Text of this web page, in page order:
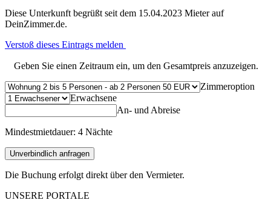
Diese Unterkunft begrüßt seit dem 15.04.2023 Mieter auf
DeinZimmer.de.
Verstoß dieses Eintrags melden
Geben Sie einen Zeitraum ein, um den Gesamtpreis anzuzeigen.
Zimmeroption
Erwachsene
An- und Abreise
Mindestmietdauer: 4 Nächte
Unverbindlich anfragen
Die Buchung erfolgt direkt über den Vermieter.
UNSERE PORTALE